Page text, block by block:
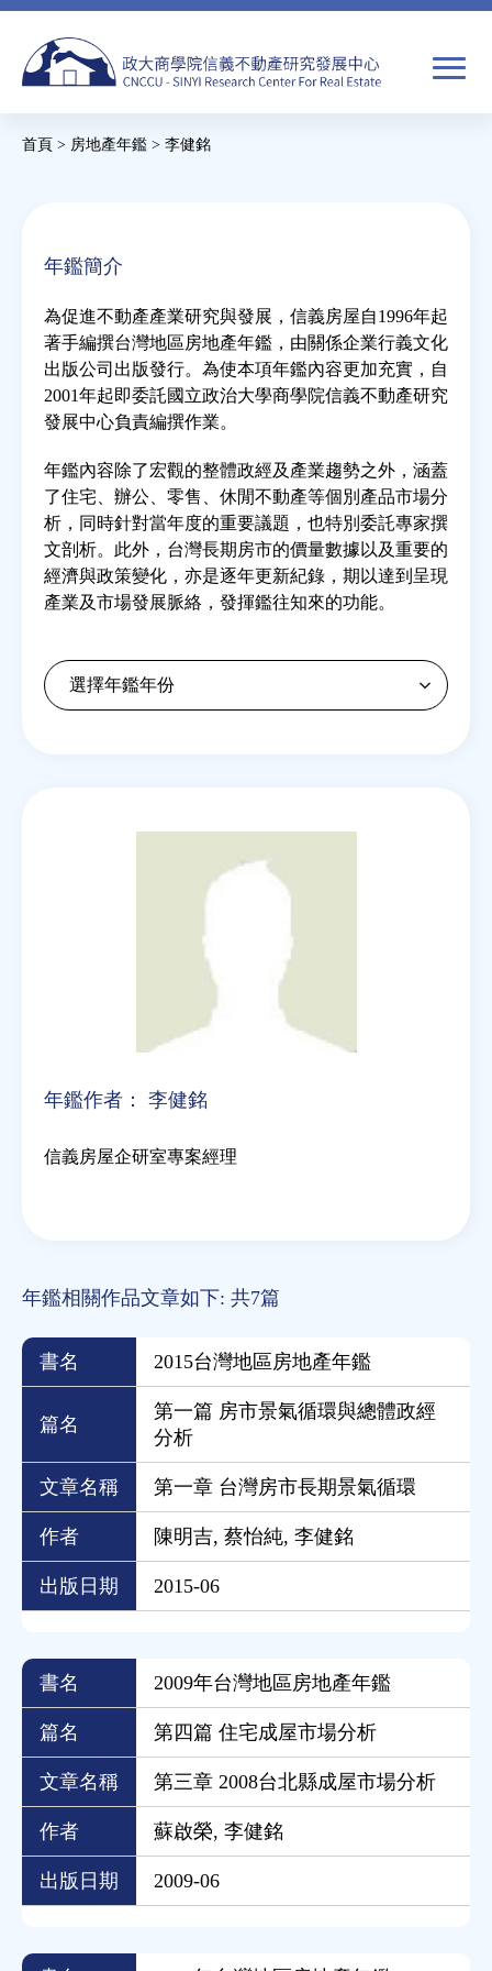
Jump
navigation
表
搜
焦點新聞
教育推廣
房市分析
研究獎勵
房地產年鑑
電子報
這
首頁 > 房地產年鑑 > 李健銘
年鑑簡介
為促進不動產產業研究與發展，信義房屋自1996年起
著手編撰台灣地區房地產年鑑，由關係企業行義文化
出版公司出版發行。為使本項年鑑內容更加充實，自
2001年起即委託國立政治大學商學院信義不動產研究
發展中心負責編撰作業。
年鑑內容除了宏觀的整體政經及產業趨勢之外，涵蓋
了住宅、辦公、零售、休閒不動產等個別產品市場分
析，同時針對當年度的重要議題，也特別委託專家撰
文剖析。此外，台灣長期房市的價量數據以及重要的
經濟與政策變化，亦是逐年更新紀錄，期以達到呈現
產業及市場發展脈絡，發揮鑑往知來的功能。
年鑑作者： 李健銘
信義房屋企研室專案經理
年鑑相關作品文章如下: 共7篇
書名 2015台灣地區房地產年鑑
篇名
第一篇 房市景氣循環與總體政經
分析
文章名稱 第一章 台灣房市長期景氣循環
作者 陳明吉, 蔡怡純, 李健銘
出版日期 2015-06
書名 2009年台灣地區房地產年鑑
篇名 第四篇 住宅成屋市場分析
文章名稱 第三章 2008台北縣成屋市場分析
作者 蘇啟榮, 李健銘
出版日期 2009-06